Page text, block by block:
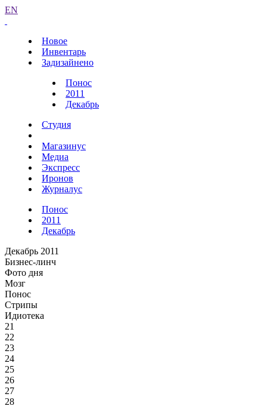
EN
Новое
Инвентарь
Задизайнено
Понос
2011
Декабрь
Студия
Магазинус
Медиа
Экспресс
Иронов
Журналус
Понос
2011
Декабрь
Декабрь 2011
Бизнес-линч
Фото дня
Мозг
Понос
Стрипы
Идиотека
21
22
23
24
25
26
27
28